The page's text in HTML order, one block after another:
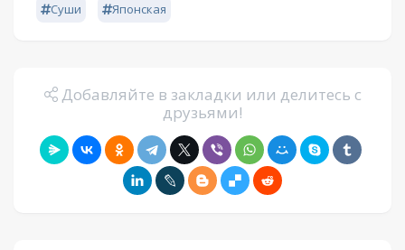
Суши Японская
Добавляйте в закладки или делитесь с
друзьями!